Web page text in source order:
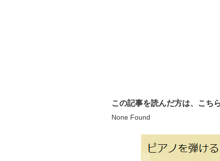
この記事を読んだ方は、こち
None Found